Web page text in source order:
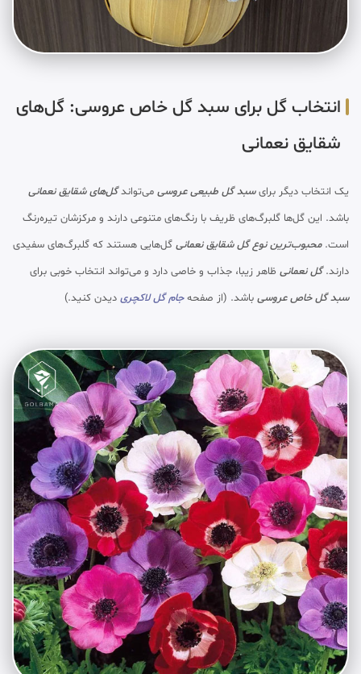
انتخاب گل برای سبد گل خاص عروسی: گل‌های
شقایق نعمانی
یک انتخاب دیگر برایسبد گل طبیعی عروسی می‌تواند گل‌های شقایق نعمانی
باشد. این گل‌ها گلبرگ‌های ظریف با رنگ‌های متنوعی دارند و مرکزشان تیره‌رنگ
است.محبوب‌ترین نوع گل شقایق نعمانی گل‌هایی هستند که گلبرگ‌های سفیدی
دارند.گل نعمانی ظاهر زیبا، جذاب و خاصی دارد و می‌تواند انتخاب خوبی برای
سبد گل خاص عروسی باشد. (از صفحهجام گل لاکچری دیدن کنید.)